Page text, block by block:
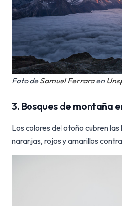
Foto deSamuel Ferraraen
3. Bosques de montaña
Los colores del otoño cubren
naranjas, rojos y amarillos